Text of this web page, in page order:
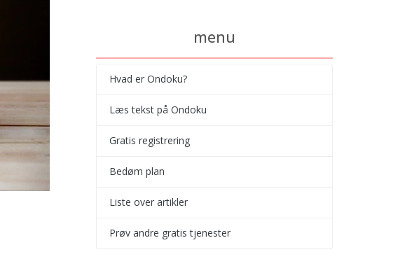
menu
Hvad er Ondoku?
Læs tekst på Ondoku
Gratis registrering
Bedøm plan
Liste over artikler
Prøv andre gratis tjenester